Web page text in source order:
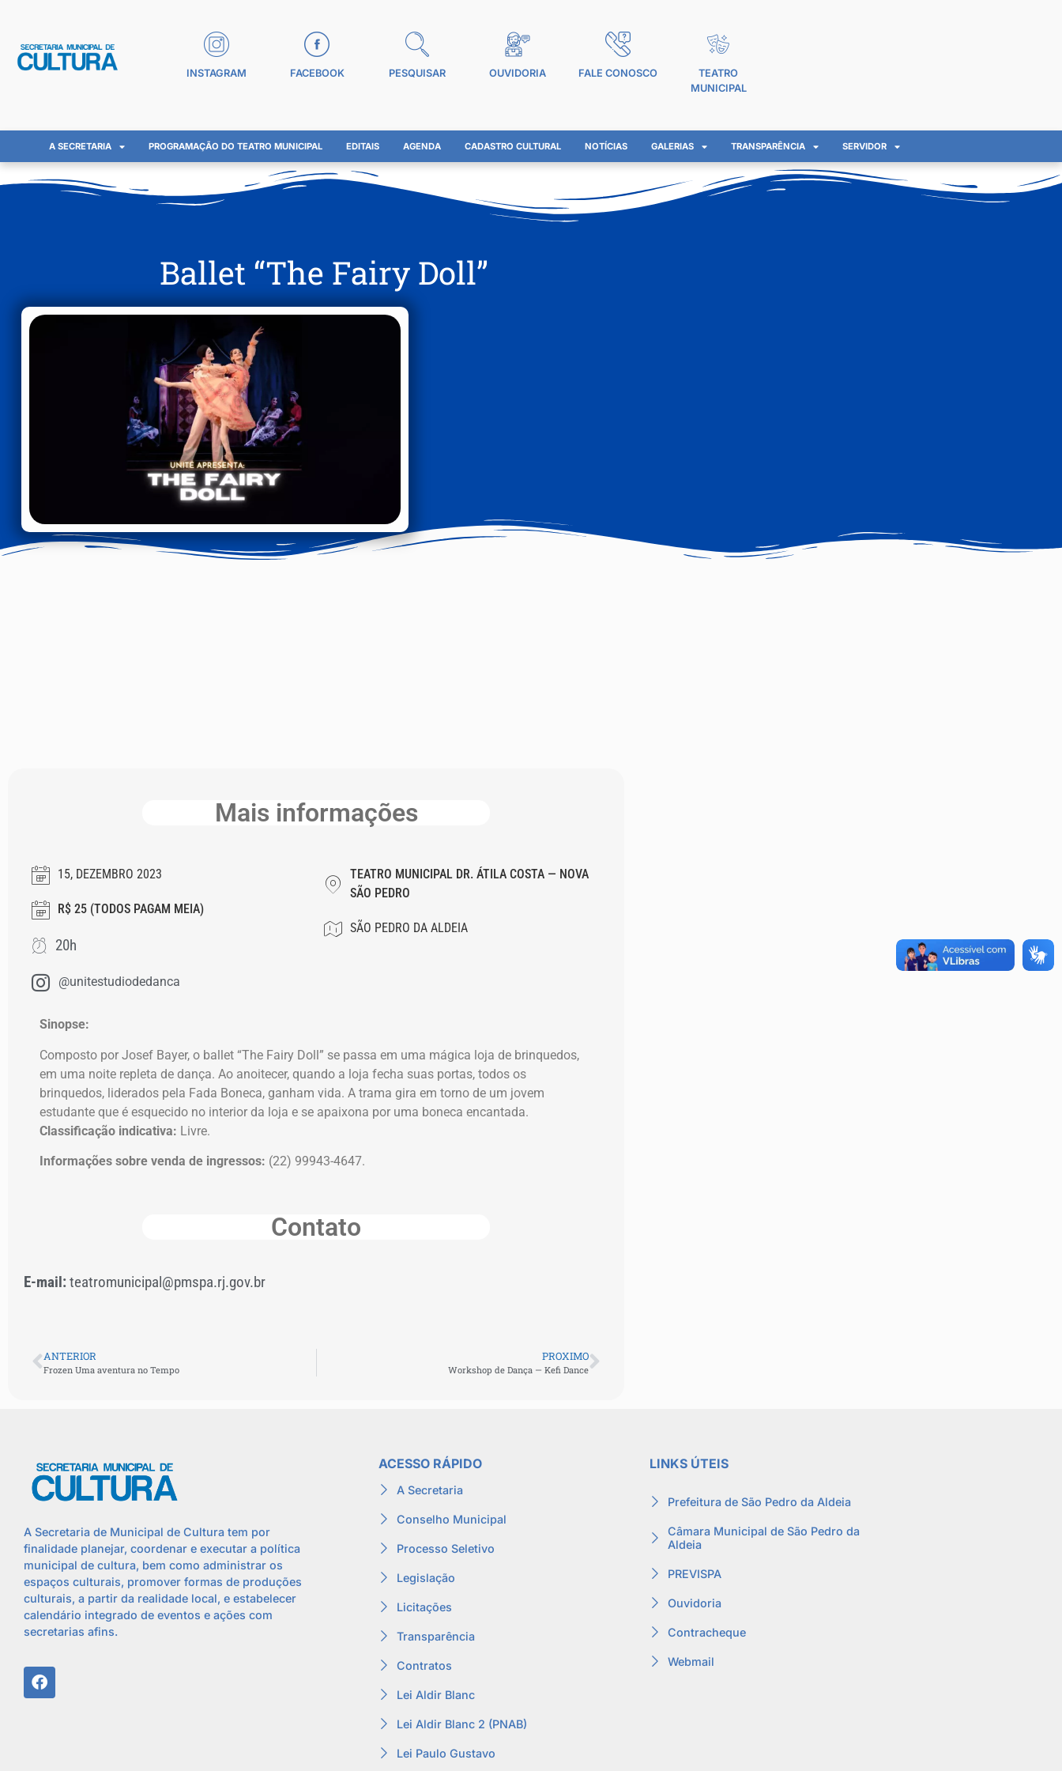
INSTAGRAM FACEBOOK PESQUISAR OUVIDORIA FALE CONOSCO
TEATRO
MUNICIPAL
A SECRETARIA PROGRAMAÇÃO DO TEATRO MUNICIPAL EDITAIS AGENDA CADASTRO CULTURAL NOTÍCIAS GALERIAS TRANSPARÊNCIA SERVIDOR
Ballet “The Fairy Doll”
Mais informações
15, DEZEMBRO 2023
R$ 25 (TODOS PAGAM MEIA)
20h
@unitestudiodedanca
TEATRO MUNICIPAL DR. ÁTILA COSTA — NOVA
SÃO PEDRO
SÃO PEDRO DA ALDEIA
Sinopse:
Composto por Josef Bayer, o ballet “The Fairy Doll” se passa em uma mágica loja de brinquedos,
em uma noite repleta de dança. Ao anoitecer, quando a loja fecha suas portas, todos os
brinquedos, liderados pela Fada Boneca, ganham vida. A trama gira em torno de um jovem
estudante que é esquecido no interior da loja e se apaixona por uma boneca encantada.
Classificação indicativa: Livre.
Informações sobre venda de ingressos: (22) 99943-4647.
Contato
E-mail:teatromunicipal@pmspa.rj.gov.br
ANTERIOR
Frozen Uma aventura no Tempo
PROXIMO
Workshop de Dança — Kefi Dance
A Secretaria de Municipal de Cultura tem por
finalidade planejar, coordenar e executar a política
municipal de cultura, bem como administrar os
espaços culturais, promover formas de produções
culturais, a partir da realidade local, e estabelecer
calendário integrado de eventos e ações com
secretarias afins.
ACESSO RÁPIDO
A Secretaria
Conselho Municipal
Processo Seletivo
Legislação
Licitações
Transparência
Contratos
Lei Aldir Blanc
Lei Aldir Blanc 2 (PNAB)
Lei Paulo Gustavo
LINKS ÚTEIS
Prefeitura de São Pedro da Aldeia
Câmara Municipal de São Pedro da
Aldeia
PREVISPA
Ouvidoria
Contracheque
Webmail